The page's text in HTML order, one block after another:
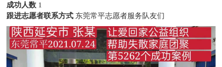
成功人数 1
跟进志愿者联系方式 东莞常平志愿者服务队友们